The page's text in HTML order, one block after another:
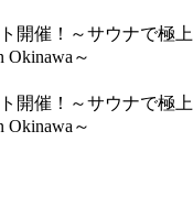
開催！～サウナで極上
～
開催！～サウナで極上
～